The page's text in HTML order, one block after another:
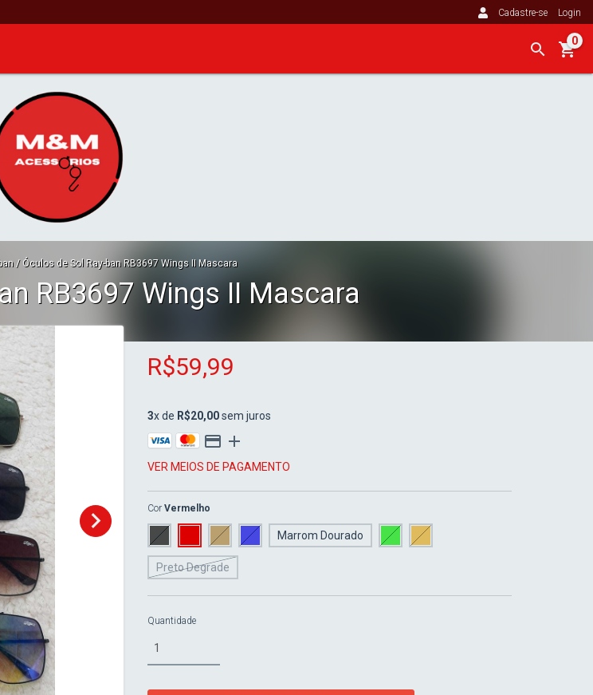
Cadastre-se Login
0
/ Óculos de Sol Ray-ban RB3697 Wings II Mascara
RB3697 Wings II Mascara
R$59,99
3x de R$20,00sem juros
VER MEIOS DE PAGAMENTO
Cor Vermelho
Marrom Dourado
Preto Degrade
Quantidade